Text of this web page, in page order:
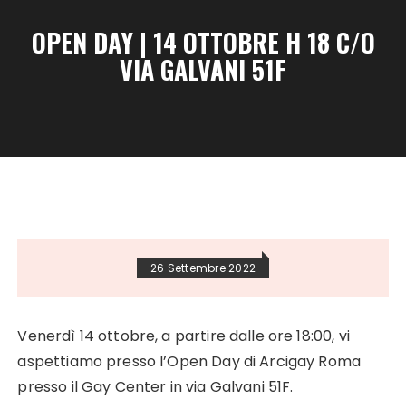
OPEN DAY | 14 OTTOBRE H 18 C/O
VIA GALVANI 51F
26 Settembre 2022
Venerdì 14 ottobre, a partire dalle ore 18:00, vi
aspettiamo presso l’Open Day di Arcigay Roma
presso il Gay Center in via Galvani 51F.